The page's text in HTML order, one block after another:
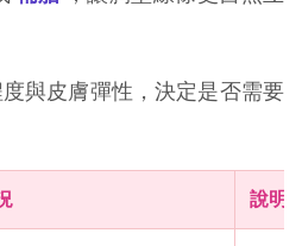
與皮膚彈性，決定是否需要
說明